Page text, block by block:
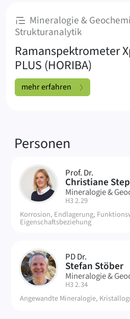
Mineralogie &
Strukturanalytik
Ramanspektrometer
PLUS (HORIBA)
Ramanspektrometer XploRa
mehr erfahren
Verknüpfte
Personen
CS Prof. Dr.
Christiane
Mineralogie &
| Raum:
H3 2.29
Korrosion, Endlagerung,
Eigenschaftsbeziehung
SS PD Dr.
Stefan Stöber
Mineralogie &
| Raum:
H3 2.34
Angewandte Mineralogie,